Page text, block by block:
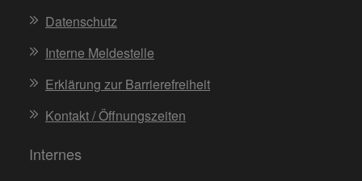
Datenschutz
Interne Meldestelle
Erklärung zur Barrierefreiheit
Kontakt / Öffnungszeiten
Internes